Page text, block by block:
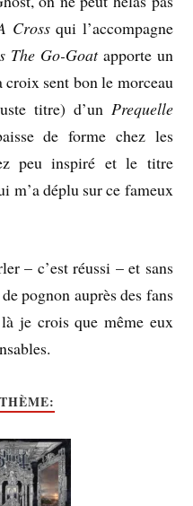
Crossqui l’accompagne
The Go-Goatapporte un
sent bon le morceau
titre) d’un Prequelle
de forme chez les
peu inspiré et le titre
m’a déplu sur ce fameux
– c’est réussi – et sans
pognon auprès des fans
je crois que même eux